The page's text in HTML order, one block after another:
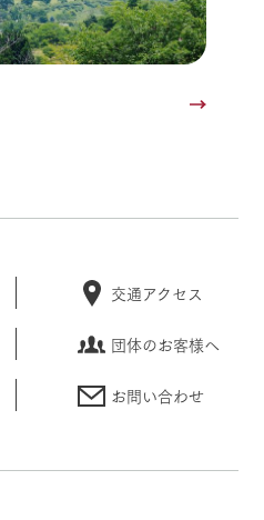
交通アクセス
団体のお客様へ
お問い合わせ